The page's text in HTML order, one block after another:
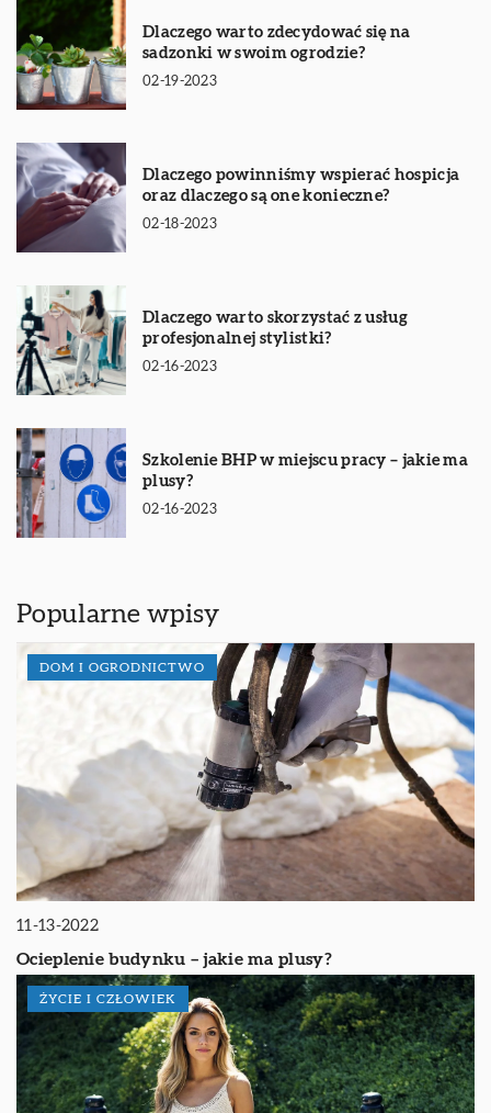
Dlaczego warto zdecydować się na
sadzonki w swoim ogrodzie?
02-19-2023
Dlaczego powinniśmy wspierać hospicja
oraz dlaczego są one konieczne?
02-18-2023
Dlaczego warto skorzystać z usług
profesjonalnej stylistki?
02-16-2023
Szkolenie BHP w miejscu pracy – jakie ma
plusy?
02-16-2023
Popularne wpisy
DOM I OGRODNICTWO
11-13-2022
Ocieplenie budynku – jakie ma plusy?
ŻYCIE I CZŁOWIEK